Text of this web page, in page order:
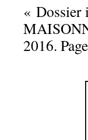
« Dossier
2016.